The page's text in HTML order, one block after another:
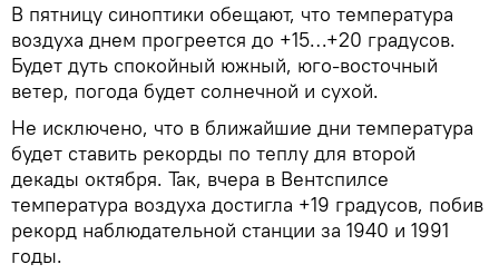
В пятницу синоптики обещают, что температура
воздуха днем прогреется до +15…+20 градусов.
Будет дуть спокойный южный, юго-восточный
ветер, погода будет солнечной и сухой.
Не исключено, что в ближайшие дни температура
будет ставить рекорды по теплу для второй
декады октября. Так, вчера в Вентспилсе
температура воздуха достигла +19 градусов, побив
рекорд наблюдательной станции за 1940 и 1991
годы.